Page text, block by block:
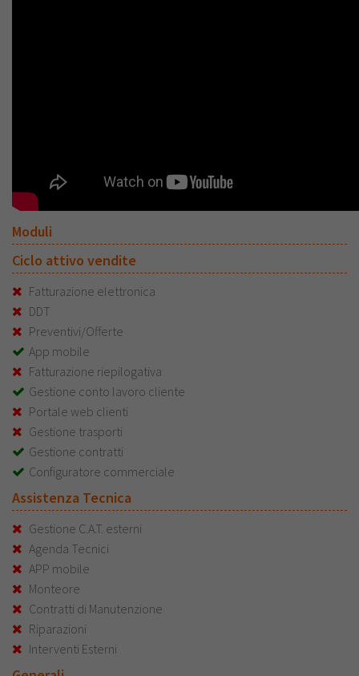
Moduli
Ciclo attivo vendite
Fatturazione elettronica
DDT
Preventivi/Offerte
App mobile
Fatturazione riepilogativa
Gestione conto lavoro cliente
Portale web clienti
Gestione trasporti
Gestione contratti
Configuratore commerciale
Assistenza Tecnica
Gestione C.A.T. esterni
Agenda Tecnici
APP mobile
Monteore
Contratti di Manutenzione
Riparazioni
Interventi Esterni